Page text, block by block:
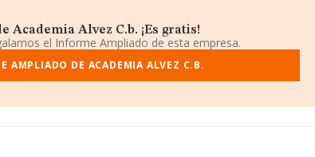
Academia Alvez C.b. ¡Es gratis!
el Informe Ampliado de esta empresa.
AMPLIADO DE ACADEMIA ALVEZ C.B.